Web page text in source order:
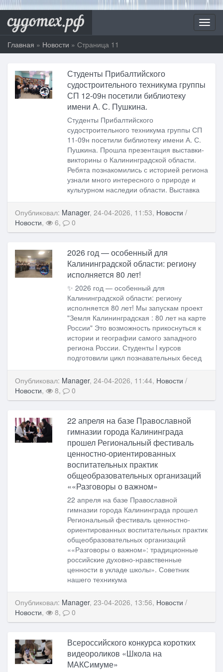
судотех.рф
Главная » Новости » Страница 11
Студенты Прибалтийского
судостроительного техникума группы
СП 12-09н посетили библиотеку
имени А. С. Пушкина.
Студенты Прибалтийского
судостроительного техникума группы СП
11-09н посетили библиотеку имени А. С.
Пушкина. Прошла презентация выставки-
викторины о Калининградской области.
Ребята познакомились с историей региона
узнали много интересного о природе и
культурном наследии области. Выставка
Опубликовал: Manager, 24-04-2026, 11:53, Новости /
Новости, 6, 0
2026 год — особенный для
Калининградской области: региону
исполняется 80 лет!
✨ 2026 год — особенный для
Калининградской области: региону
исполняется 80 лет! Мы запускам проект
"Земля Калининградская : 80 лет на карте
России" Это возможность прикоснуться к
истории и географии самого западного
региона России. Студенты l курсов
подготовили цикл познавательных бесед
Опубликовал: Manager, 24-04-2026, 11:44, Новости /
Новости, 8, 0
22 апреля на базе Православной
гимназии города Калининграда
прошел Региональный фестиваль
ценностно-ориентированных
воспитательных практик
общеобразовательных организаций
««Разговоры о важном»
22 апреля на базе Православной
гимназии города Калининграда прошел
Региональный фестиваль ценностно-
ориентированных воспитательных практик
общеобразовательных организаций
««Разговоры о важном»: традиционные
российские духовно-нравственные
ценности в укладе школы». Советник
нашего техникума
Опубликовал: Manager, 23-04-2026, 13:56, Новости /
Новости, 8, 0
Всероссийского конкурса коротких
видеороликов «Школа на
МАКСимуме»